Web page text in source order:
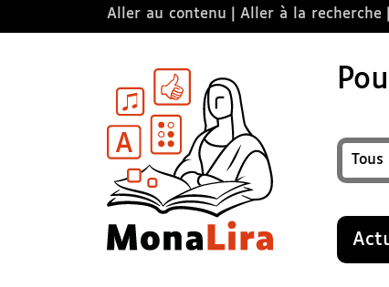
Aller au contenu Aller à la recherche
Format